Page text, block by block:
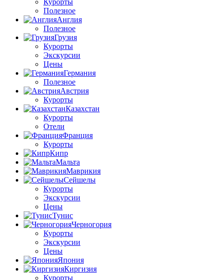
Курорты
Полезное
Англия
Полезное
Грузия
Курорты
Экскурсии
Цены
Германия
Полезное
Австрия
Курорты
Казахстан
Курорты
Отели
Франция
Курорты
Кипр
Мальта
Маврикия
Сейшелы
Курорты
Экскурсии
Цены
Тунис
Черногория
Курорты
Экскурсии
Цены
Япония
Киргизия
Курорты